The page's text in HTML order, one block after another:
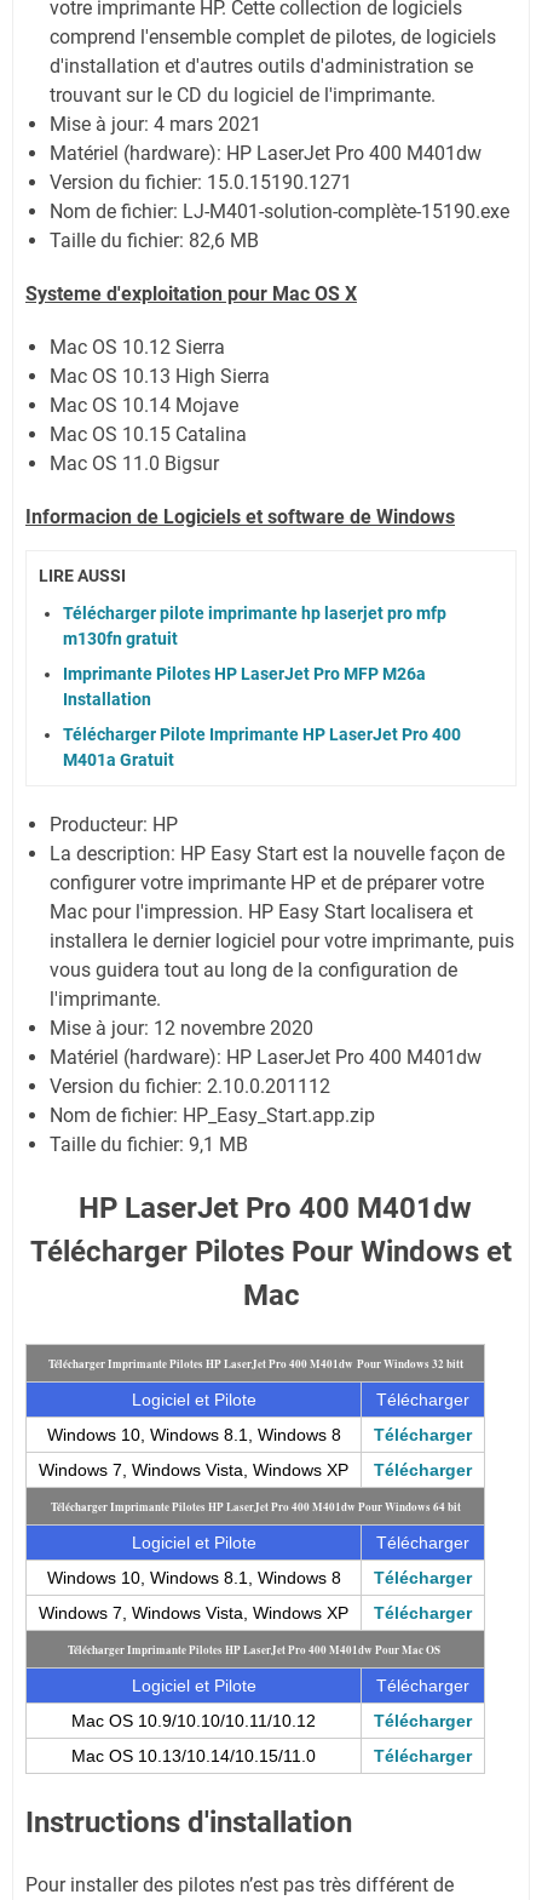
votre imprimante HP. Cette collection de logiciels
comprend l'ensemble complet de pilotes, de logiciels
d'installation et d'autres outils d'administration se
trouvant sur le CD du logiciel de l'imprimante.
Mise à jour: 4 mars 2021
Matériel (hardware): HP LaserJet Pro 400 M401dw
Version du fichier: 15.0.15190.1271
Nom de fichier: LJ-M401-solution-complète-15190.exe
Taille du fichier: 82,6 MB
Systeme d'exploitation pour Mac OS X
Mac OS 10.12 Sierra
Mac OS 10.13 High Sierra
Mac OS 10.14 Mojave
Mac OS 10.15 Catalina
Mac OS 11.0 Bigsur
Informacion de Logiciels et software de Windows
LIRE AUSSI
Télécharger pilote imprimante hp laserjet pro mfp
m130fn gratuit
Imprimante Pilotes HP LaserJet Pro MFP M26a
Installation
Télécharger Pilote Imprimante HP LaserJet Pro 400
M401a Gratuit
Producteur: HP
La description: HP Easy Start est la nouvelle façon de
configurer votre imprimante HP et de préparer votre
Mac pour l'impression. HP Easy Start localisera et
installera le dernier logiciel pour votre imprimante, puis
vous guidera tout au long de la configuration de
l'imprimante.
Mise à jour: 12 novembre 2020
Matériel (hardware): HP LaserJet Pro 400 M401dw
Version du fichier: 2.10.0.201112
Nom de fichier: HP_Easy_Start.app.zip
Taille du fichier: 9,1 MB
HP LaserJet Pro 400 M401dw
Télécharger Pilotes Pour Windows et
Mac
Télécharger Imprimante Pilotes HP LaserJet Pro 400 M401dw Pour Windows 32 bitt
Logiciel et Pilote
Télécharger
Windows 10, Windows 8.1, Windows 8
Télécharger
Windows 7, Windows Vista, Windows XP
Télécharger
Télécharger Imprimante Pilotes HP LaserJet Pro 400 M401dw Pour Windows 64 bit
Logiciel et Pilote
Télécharger
Windows 10, Windows 8.1, Windows 8
Télécharger
Windows 7, Windows Vista, Windows XP
Télécharger
Télécharger Imprimante Pilotes HP LaserJet Pro 400 M401dw Pour Mac OS
Logiciel et Pilote
Télécharger
Mac OS 10.9/10.10/10.11/10.12
Télécharger
Mac OS 10.13/10.14/10.15/11.0
Télécharger
Instructions d'installation
Pour installer des pilotes n’est pas très différent de